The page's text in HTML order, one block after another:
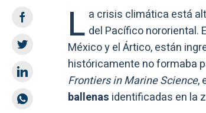
L a crisis climática está
del Pacífico nororiental.
México y el Ártico, están
históricamente no formaba
Frontiers in Marine Science,
ballenas identificadas en la